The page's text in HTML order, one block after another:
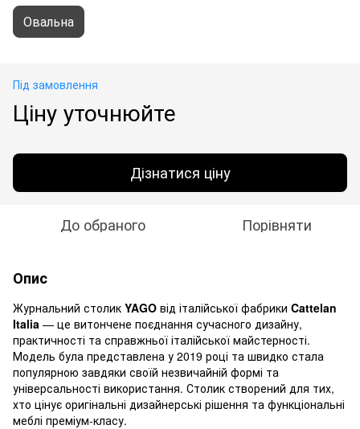
Овальна
Під замовлення
Ціну уточнюйте
Дізнатися ціну
До обраного Порівняти
Опис
Журнальний столик YAGO від італійської фабрики Cattelan
Italia — це витончене поєднання сучасного дизайну,
практичності та справжньої італійської майстерності.
Модель була представлена у 2019 році та швидко стала
популярною завдяки своїй незвичайній формі та
універсальності використання. Столик створений для тих,
хто цінує оригінальні дизайнерські рішення та функціональні
меблі преміум-класу.